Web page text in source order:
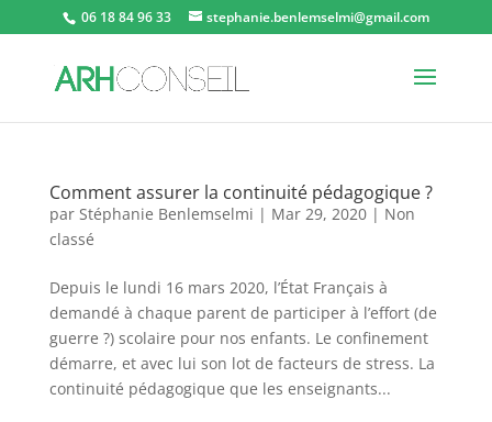
06 18 84 96 33 stephanie.benlemselmi@gmail.com
Comment assurer la continuité pédagogique ?
par Stéphanie Benlemselmi | Mar 29, 2020| Non
classé
Depuis le lundi 16 mars 2020, l’État Français à
demandé à chaque parent de participer à l’effort (de
guerre ?) scolaire pour nos enfants. Le confinement
démarre, et avec lui son lot de facteurs de stress. La
continuité pédagogique que les enseignants...